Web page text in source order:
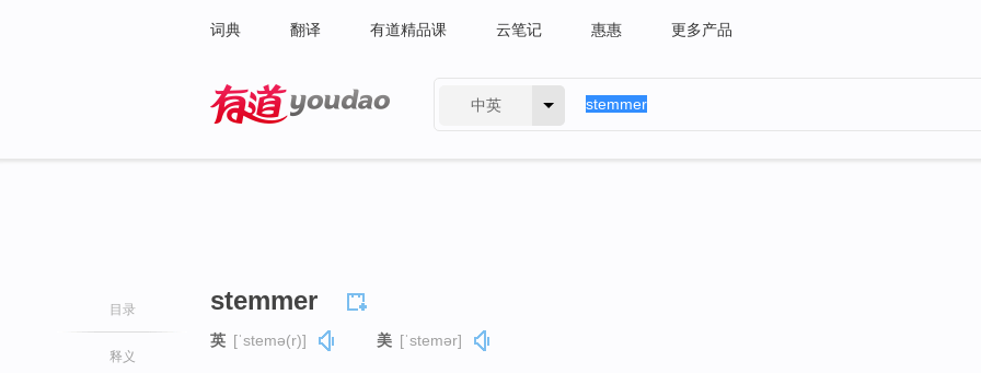
词典 翻译 有道精品课 云笔记 惠惠 更多产品
中英
目录
释义
stemmer
英 [ˈstemə(r)] 美 [ˈstemər]